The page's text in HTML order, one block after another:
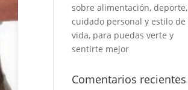
sobre alimentación, deporte,
cuidado personal y estilo de
vida, para puedas verte y
sentirte mejor
Comentarios recientes